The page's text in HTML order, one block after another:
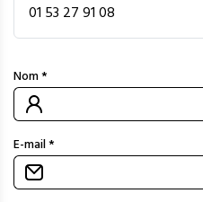
01 53 27 91 08
Nom *
E-mail *